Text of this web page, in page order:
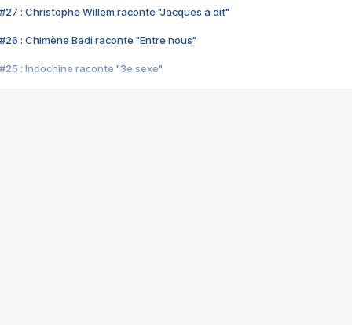
#27 : Christophe Willem raconte "Jacques a dit"
#26 : Chimène Badi raconte "Entre nous"
#25 : Indochine raconte "3e sexe"